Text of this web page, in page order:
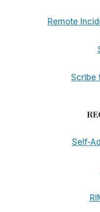
Remote
Scribe
Self-